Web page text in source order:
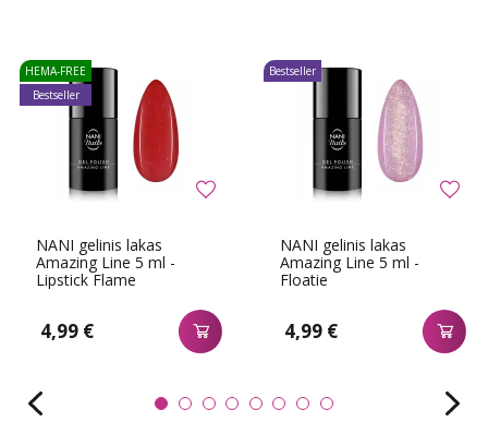
NANI gelinis lakas
Amazing Line 5 ml -
Lipstick Flame
4,99 €
HEMA-FREE
Bestseller
NANI gelinis lakas
Amazing Line 5 ml -
Floatie
4,99 €
Bestseller